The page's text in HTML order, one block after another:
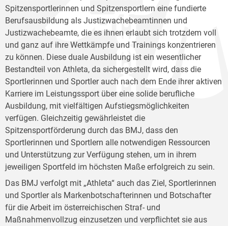
Spitzensportlerinnen und Spitzensportlern eine fundierte
Berufsausbildung als Justizwachebeamtinnen und
Justizwachebeamte, die es ihnen erlaubt sich trotzdem voll
und ganz auf ihre Wettkämpfe und Trainings konzentrieren
zu können. Diese duale Ausbildung ist ein wesentlicher
Bestandteil von Athleta, da sichergestellt wird, dass die
Sportlerinnen und Sportler auch nach dem Ende ihrer aktiven
Karriere im Leistungssport über eine solide berufliche
Ausbildung, mit vielfältigen Aufstiegsmöglichkeiten
verfügen. Gleichzeitig gewährleistet die
Spitzensportförderung durch das BMJ, dass den
Sportlerinnen und Sportlern alle notwendigen Ressourcen
und Unterstützung zur Verfügung stehen, um in ihrem
jeweiligen Sportfeld im höchsten Maße erfolgreich zu sein.
Das BMJ verfolgt mit „Athleta“ auch das Ziel, Sportlerinnen
und Sportler als Markenbotschafterinnen und Botschafter
für die Arbeit im österreichischen Straf- und
Maßnahmenvollzug einzusetzen und verpflichtet sie aus